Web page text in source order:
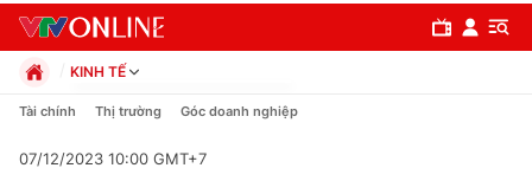
KINH TẾ
Chính trị
Pháp luật
Tài chính Thị trường Góc doanh nghiệp
07/12/2023 10:00 GMT+7